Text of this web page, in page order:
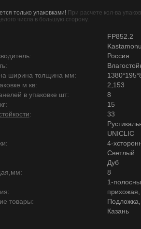
только упаковками! При расчете кол-ва
числа в большую сторону.
FP852.2
Kastamonu
Россия
ширина толщина мм:
м кв:
2,153
в упаковке шт:
8
15
:
33
UNICLIC
4-
Светлый
Дуб
8
1-
прихожая,
товары:
Казань